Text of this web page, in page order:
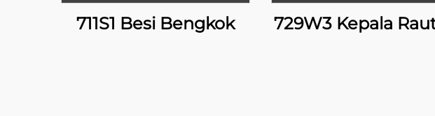
711S1 Besi Bengkok 729W3 Kepala